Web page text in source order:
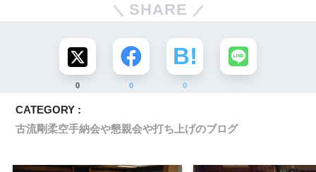
SHARE
0 0 0
CATEGORY :
古流剛柔空手納会や懇親会や打ち上げのブログ